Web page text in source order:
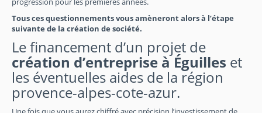
Tous ces questionnements vous amèneront alors à l’étape
suivante de la création de société.
Le financement d’un projet de
création d’entreprise à Éguilles et
les éventuelles aides de la région
provence-alpes-cote-azur.